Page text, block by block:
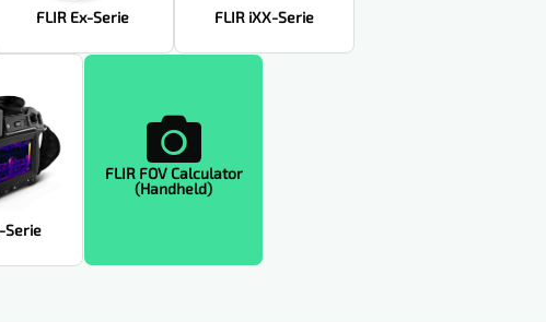
FLIR Ex-Serie FLIR iXX-Serie
Serie

FLIR FOV Calculator
(Handheld)